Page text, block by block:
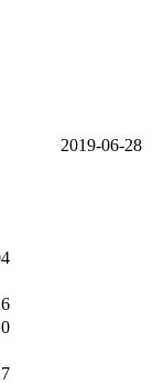
2019-06-28